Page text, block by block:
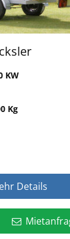
KW
Kg
Details